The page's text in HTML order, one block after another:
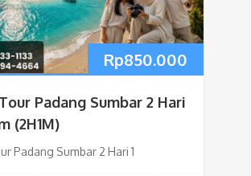
Rp850.000
Padang Sumbar 2 Hari
(2H1M)
Padang Sumbar 2 Hari 1